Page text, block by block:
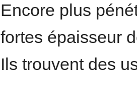
Encore plus
fortes épaisseur
Ils trouvent des